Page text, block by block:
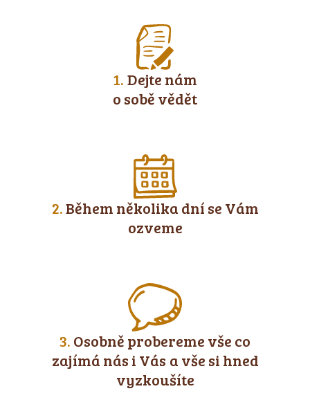
1. Dejte nám
o sobě vědět
2.Během několika dní se Vám
ozveme
3. Osobně probereme vše co
zajímá nás i Vás a vše si hned
vyzkoušíte